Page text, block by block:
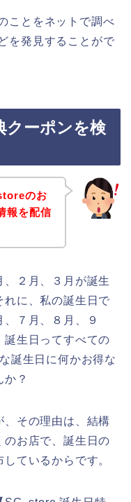
ことをネットで調べ
を発見することがで
クーポンを検
のお
報を配信
、２月、３月が誕生
れに、私の誕生日で
７月、８月、９
誕生日ってすべての
誕生日に何かお得な
？
、その理由は、結構
のお店で、誕生日の
ているからです。